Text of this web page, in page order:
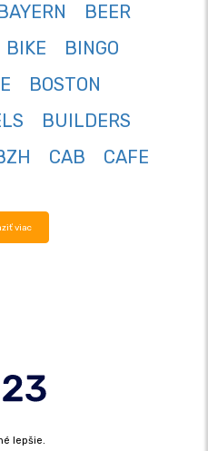
BEER
BIKE
BINGO
BOSTON
BUILDERS
CAB
CAFE
viac
lepšie.